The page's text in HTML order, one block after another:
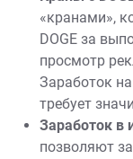
«кранами»,
DOGE за
просмотр
Заработок
требует
Заработок в
позволяют